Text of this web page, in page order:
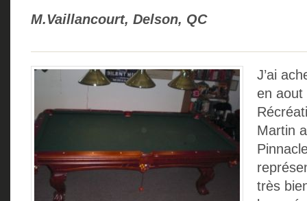
M.Vaillancourt, Delson, QC
J’ai
en aout
Martin
très